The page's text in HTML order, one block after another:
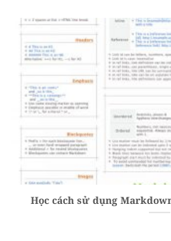
Học cách sử dụng